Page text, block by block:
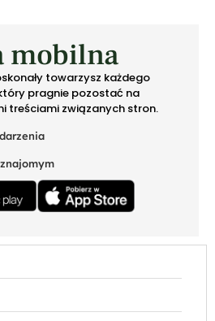
mobilna
towarzysz każdego
pragnie pozostać na
treściami związanych stron.